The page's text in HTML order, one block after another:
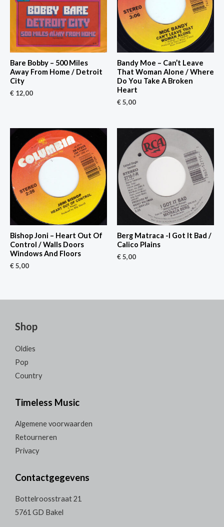
Bare Bobby – 500 Miles
Away From Home / Detroit
City
€ 12,00
Bandy Moe – Can’t Leave
That Woman Alone / Where
Do You Take A Broken
Heart
€5,00
Bishop Joni – Heart Out Of
Control / Walls Doors
Windows And Floors
€5,00
Berg Matraca -I Got It Bad /
Calico Plains
€5,00
Shop
Oldies
Pop
Country
Timeless Music
Algemene voorwaarden
Retourneren
Privacy
Contactgegevens
Bottelroosstraat 21
5761 GD Bakel